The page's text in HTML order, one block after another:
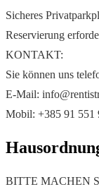
Sicheres
Reservierung
KONTAKT:
Sie können uns
E-Mail:
Mobil: +385 91 551
BITTE MACHEN